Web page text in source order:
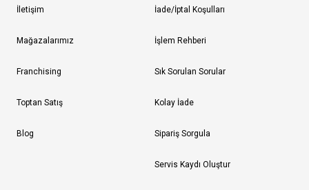
İletişim
Mağazalarımız
Franchising
Toptan Satış
Blog
İade/İptal Koşulları
İşlem Rehberi
Sık Sorulan Sorular
Kolay İade
Sipariş Sorgula
Servis Kaydı Oluştur